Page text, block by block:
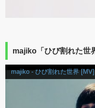
majiko「ひび割れた世
majiko - ひび割れた世界 [MV]